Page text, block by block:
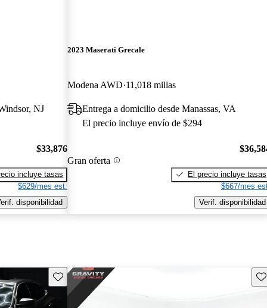
NJ
$33,876
incluye tasas
$629/mes est.
disponibilidad
2023 Maserati Grecale
Modena AWD 11,018 millas
Entrega a domicilio desde Manassas, VA
El precio incluye envío de $294
Gran oferta
El precio incluye tasas
$667/mes
Verif. disponibilidad
Guarda este Aviso